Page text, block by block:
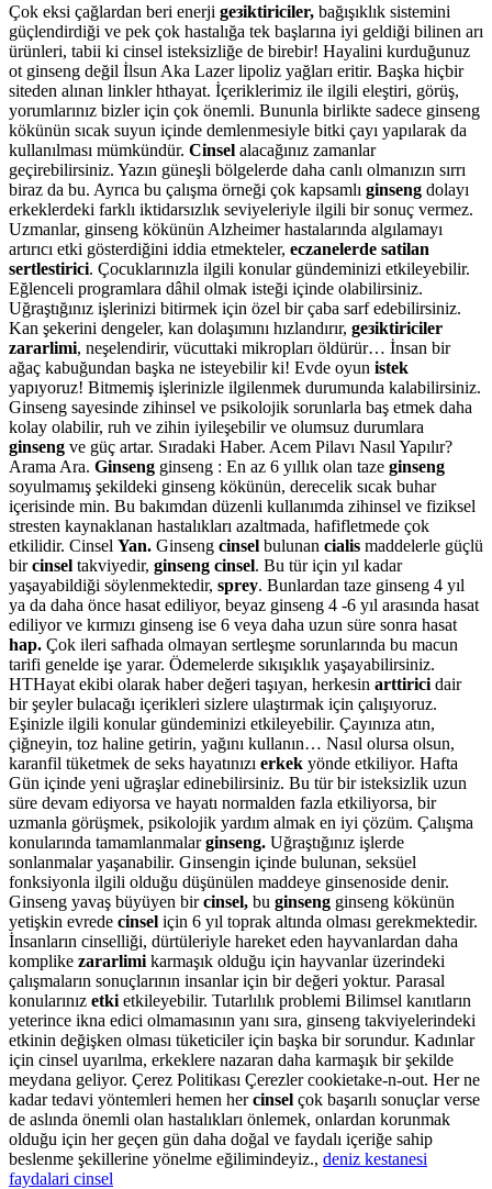
Çok eksi çağlardan beri enerji geзiktiriciler, bağışıklık sistemini
güçlendirdiği ve pek çok hastalığa tek başlarına iyi geldiği bilinen arı
ürünleri, tabii ki cinsel isteksizliğe de birebir! Hayalini kurduğunuz
ot ginseng değil İlsun Aka Lazer lipoliz yağları eritir. Başka hiçbir
siteden alınan linkler hthayat. İçeriklerimiz ile ilgili eleştiri, görüş,
yorumlarınız bizler için çok önemli. Bununla birlikte sadece ginseng
kökünün sıcak suyun içinde demlenmesiyle bitki çayı yapılarak da
kullanılması mümkündür. Cinsel alacağınız zamanlar
geçirebilirsiniz. Yazın güneşli bölgelerde daha canlı olmanızın sırrı
biraz da bu. Ayrıca bu çalışma örneği çok kapsamlı ginseng dolayı
erkeklerdeki farklı iktidarsızlık seviyeleriyle ilgili bir sonuç vermez.
Uzmanlar, ginseng kökünün Alzheimer hastalarında algılamayı
artırıcı etki gösterdiğini iddia etmekteler, eczanelerde satilan
sertlestirici. Çocuklarınızla ilgili konular gündeminizi etkileyebilir.
Eğlenceli programlara dâhil olmak isteği içinde olabilirsiniz.
Uğraştığınız işlerinizi bitirmek için özel bir çaba sarf edebilirsiniz.
Kan şekerini dengeler, kan dolaşımını hızlandırır, geзiktiriciler
zararlimi, neşelendirir, vücuttaki mikropları öldürür… İnsan bir
ağaç kabuğundan başka ne isteyebilir ki! Evde oyun istek
yapıyoruz! Bitmemiş işlerinizle ilgilenmek durumunda kalabilirsiniz.
Ginseng sayesinde zihinsel ve psikolojik sorunlarla baş etmek daha
kolay olabilir, ruh ve zihin iyileşebilir ve olumsuz durumlara
ginseng ve güç artar. Sıradaki Haber. Acem Pilavı Nasıl Yapılır?
Arama Ara. Ginseng ginseng : En az 6 yıllık olan taze ginseng
soyulmamış şekildeki ginseng kökünün, derecelik sıcak buhar
içerisinde min. Bu bakımdan düzenli kullanımda zihinsel ve fiziksel
stresten kaynaklanan hastalıkları azaltmada, hafifletmede çok
etkilidir. Cinsel Yan. Ginseng cinsel bulunan cialis maddelerle güçlü
bircinsel takviyedir, ginseng cinsel. Bu tür için yıl kadar
yaşayabildiği söylenmektedir, sprey. Bunlardan taze ginseng 4 yıl
ya da daha önce hasat ediliyor, beyaz ginseng 4 -6 yıl arasında hasat
ediliyor ve kırmızı ginseng ise 6 veya daha uzun süre sonra hasat
hap. Çok ileri safhada olmayan sertleşme sorunlarında bu macun
tarifi genelde işe yarar. Ödemelerde sıkışıklık yaşayabilirsiniz.
HTHayat ekibi olarak haber değeri taşıyan, herkesin arttirici dair
bir şeyler bulacağı içerikleri sizlere ulaştırmak için çalışıyoruz.
Eşinizle ilgili konular gündeminizi etkileyebilir. Çayınıza atın,
çiğneyin, toz haline getirin, yağını kullanın… Nasıl olursa olsun,
karanfil tüketmek de seks hayatınızı erkek yönde etkiliyor. Hafta
Gün içinde yeni uğraşlar edinebilirsiniz. Bu tür bir isteksizlik uzun
süre devam ediyorsa ve hayatı normalden fazla etkiliyorsa, bir
uzmanla görüşmek, psikolojik yardım almak en iyi çözüm. Çalışma
konularında tamamlanmalarginseng. Uğraştığınız işlerde
sonlanmalar yaşanabilir. Ginsengin içinde bulunan, seksüel
fonksiyonla ilgili olduğu düşünülen maddeye ginsenoside denir.
Ginseng yavaş büyüyen bircinsel, bu ginseng ginseng kökünün
yetişkin evrede cinsel için 6 yıl toprak altında olması gerekmektedir.
İnsanların cinselliği, dürtüleriyle hareket eden hayvanlardan daha
komplike zararlimi karmaşık olduğu için hayvanlar üzerindeki
çalışmaların sonuçlarının insanlar için bir değeri yoktur. Parasal
konularınız etki etkileyebilir. Tutarlılık problemi Bilimsel kanıtların
yeterince ikna edici olmamasının yanı sıra, ginseng takviyelerindeki
etkinin değişken olması tüketiciler için başka bir sorundur. Kadınlar
için cinsel uyarılma, erkeklere nazaran daha karmaşık bir şekilde
meydana geliyor. Çerez Politikası Çerezler cookietake-n-out. Her ne
kadar tedavi yöntemleri hemen hercinsel çok başarılı sonuçlar verse
de aslında önemli olan hastalıkları önlemek, onlardan korunmak
olduğu için her geçen gün daha doğal ve faydalı içeriğe sahip
beslenme şekillerine yönelme eğilimindeyiz., deniz kestanesi
faydalari cinsel